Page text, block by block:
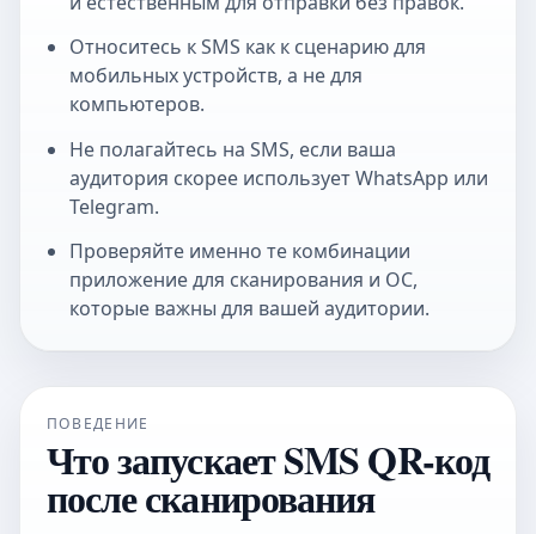
Относитесь к SMS как к сценарию для
мобильных устройств, а не для
компьютеров.
Не полагайтесь на SMS, если ваша
аудитория скорее использует WhatsApp или
Telegram.
Проверяйте именно те комбинации
приложение для сканирования и ОС,
которые важны для вашей аудитории.
ПОВЕДЕНИЕ
Что запускает SMS QR-код
после сканирования